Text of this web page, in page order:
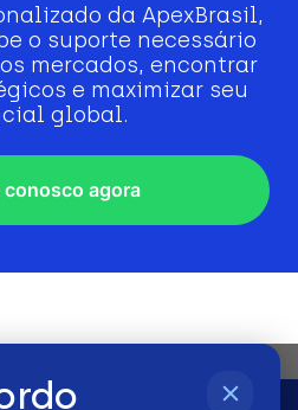
da ApexBrasil,
o suporte necessário
mercados, encontrar
e maximizar seu
global.
conosco agora